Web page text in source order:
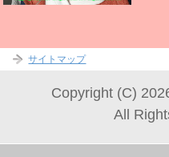
サイトマップ
Copyright (C)
All